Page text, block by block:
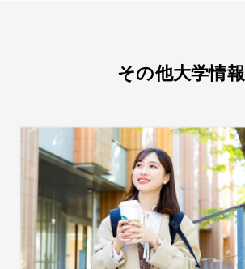
その他大学情報